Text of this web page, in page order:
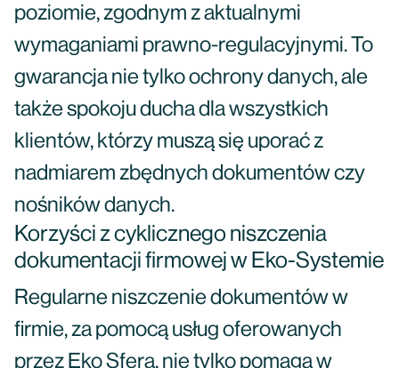
poziomie, zgodnym z aktualnymi
wymaganiami prawno-regulacyjnymi. To
gwarancja nie tylko ochrony danych, ale
także spokoju ducha dla wszystkich
klientów, którzy muszą się uporać z
nadmiarem zbędnych dokumentów czy
nośników danych.
Korzyści z cyklicznego niszczenia
dokumentacji firmowej w Eko-Systemie
Regularne niszczenie dokumentów w
firmie, za pomocą usług oferowanych
przez Eko Sfera, nie tylko pomaga w